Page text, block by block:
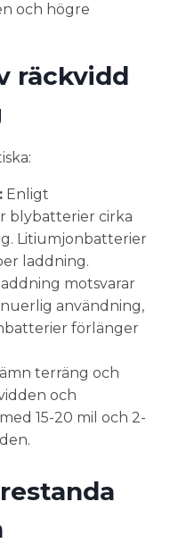
och högre
räckvidd
Enligt
blybatterier cirka
Litiumjonbatterier
laddning.
motsvarar
användning,
förlänger
terräng och
och
15-20 mil och 2-